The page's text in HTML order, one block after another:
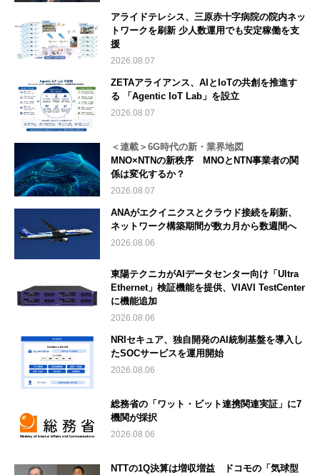
アライドテレシス、三原赤十字病院の院内ネッ
トワークを刷新 少人数運用でも安定稼働を支
援
2026.08.07
ZETAアライアンス、AIとIoTの共創を推進す
る 「Agentic IoT Lab」を設立
2026.08.07
＜連載＞6G時代の新・業界地図
MNO×NTNの新秩序 MNOとNTN事業者の関
係は変化するか？
2026.08.07
ANAがエクイニクスとクラウド接続を刷新、
ネットワーク構築期間が数カ月から数週間へ
2026.08.06
東陽テクニカがAIデータセンター向け「Ultra
Ethernet」検証機能を提供、VIAVI TestCenter
に機能追加
2026.08.06
NRIセキュア、独自開発のAI統制基盤を導入し
たSOCサービスを運用開始
2026.08.06
総務省の「ワット・ビット連携関連実証」に7
機関が採択
2026.08.06
NTTの1Q決算は増収増益 ドコモの「気球型